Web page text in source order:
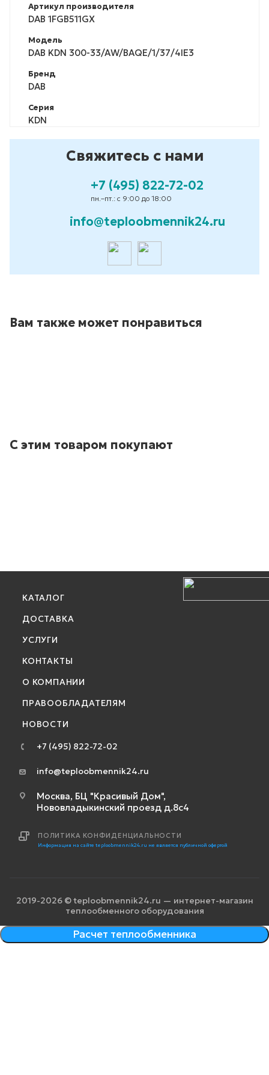
Артикул производителя
DAB 1FGB511GX
Модель
DAB KDN 300-33/AW/BAQE/1/37/4IE3
Бренд
DAB
Серия
KDN
Свяжитесь с нами
+7 (495) 822-72-02
пн.–пт.: с 9:00 до 18:00
info@teploobmennik24.ru
Вам также может понравиться
С этим товаром покупают
КАТАЛОГ
ДОСТАВКА
УСЛУГИ
КОНТАКТЫ
О КОМПАНИИ
ПРАВООБЛАДАТЕЛЯМ
НОВОСТИ
+7 (495) 822-72-02
info@teploobmennik24.ru
Москва, БЦ "Красивый Дом",
Нововладыкинский проезд д.8с4
ПОЛИТИКА КОНФИДЕНЦИАЛЬНОСТИ
Информация на сайте teploobmennik24.ru не является публичной офертой
2019-2026 © teploobmennik24.ru — интернет-магазин
теплообменного оборудования
Расчет теплообменника